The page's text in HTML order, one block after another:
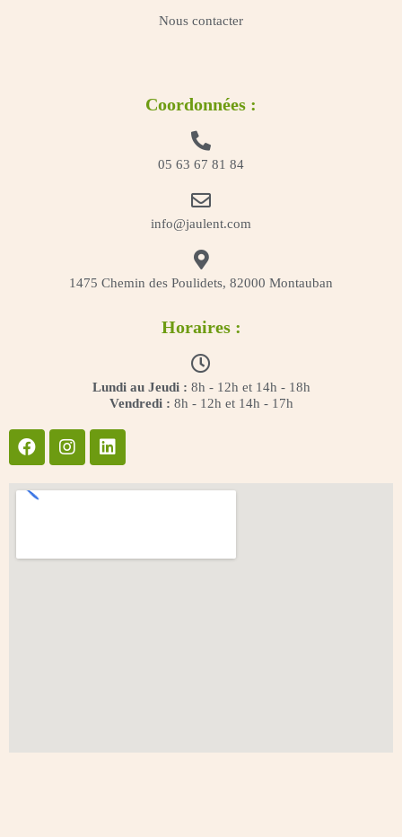
Nous contacter
Coordonnées :
05 63 67 81 84
info@jaulent.com
1475 Chemin des Poulidets, 82000 Montauban
Horaires :
Lundi au Jeudi : 8h - 12h et 14h - 18h
Vendredi : 8h - 12h et 14h - 17h